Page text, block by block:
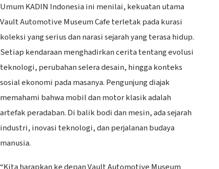
Umum KADIN Indonesia ini menilai, kekuatan utama
Vault Automotive Museum Cafe terletak pada kurasi
koleksi yang serius dan narasi sejarah yang terasa hidup.
Setiap kendaraan menghadirkan cerita tentang evolusi
teknologi, perubahan selera desain, hingga konteks
sosial ekonomi pada masanya. Pengunjung diajak
memahami bahwa mobil dan motor klasik adalah
artefak peradaban. Di balik bodi dan mesin, ada sejarah
industri, inovasi teknologi, dan perjalanan budaya
manusia.